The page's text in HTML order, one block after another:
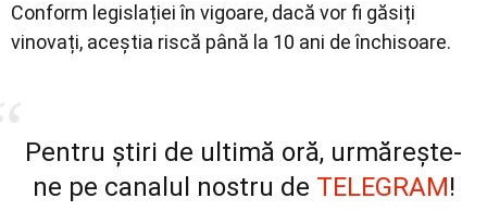
Conform legislației în vigoare, dacă vor fi găsiți
vinovați, aceștia riscă până la 10 ani de închisoare.
Pentru știri de ultimă oră, urmărește-
ne pe canalul nostru de TELEGRAM!